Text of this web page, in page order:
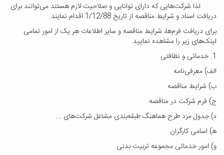
لذا شرکت‌هایی که دارای توانایی و صلاحیت لازم هستند می‌توانند برای
دریافت اسناد و شرایط مناقصه از تاریخ 1/12/88 اقدام نمایند.
برای دریافت فرم‌ها، شرایط مناقصه و سایر اطلاعات هر یک از امور تمامی
لینک‌های زیر را مشاهده نمایید.
1. خدماتی و نظافتی
الف) معرفی‌نامه
ب) شرایط مناقصه
ج) فرم شرکت در مناقصه
د) جدول مزد طرح هماهنگ طبقه‌بندی مشاغل شرکت‌های ...
ه‍‌) اسامی کارگران
و) امور خدماتی مجموعه تربیت بدنی